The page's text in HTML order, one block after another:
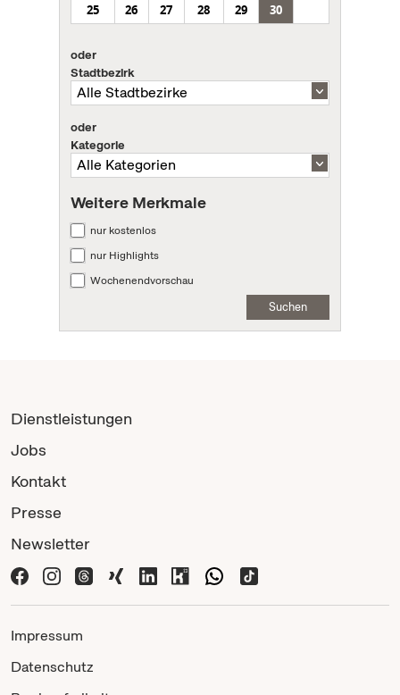
25
26 27 28 29 30
oder
Stadtbezirk
oder
Kategorie
Weitere Merkmale
nur kostenlos
nur Highlights
Wochenendvorschau
Suchen
Dienstleistungen
Jobs
Kontakt
Presse
Newsletter
Impressum
Datenschutz